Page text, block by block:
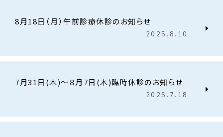
8月18日（月）午前診療休診のお知らせ
2025.8.10
7月31日(木)〜８月7日(木)臨時休診のお知らせ
2025.7.18